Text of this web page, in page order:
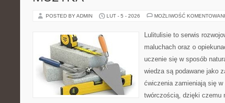
POSTED BY ADMIN LUT - 5 - 2026 MOŻLIWOŚĆ
Lulitulisie to serwis
maluchach oraz o
uczenie się w sposób
wiedza są podawane jako
ćwiczenia zamieniają się
twórczością, dzięki czemu